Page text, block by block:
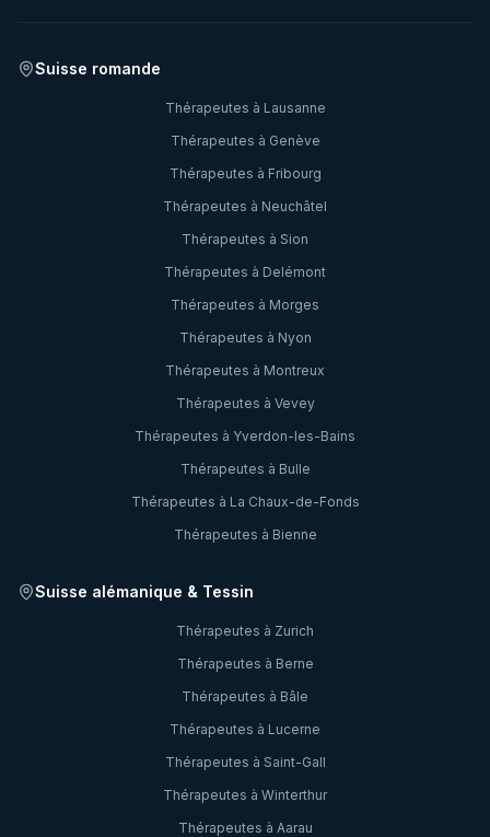
Suisse romande
Thérapeutes à Lausanne
Thérapeutes à Genève
Thérapeutes à Fribourg
Thérapeutes à Neuchâtel
Thérapeutes à Sion
Thérapeutes à Delémont
Thérapeutes à Morges
Thérapeutes à Nyon
Thérapeutes à Montreux
Thérapeutes à Vevey
Thérapeutes à Yverdon-les-Bains
Thérapeutes à Bulle
Thérapeutes à La Chaux-de-Fonds
Thérapeutes à Bienne
Suisse alémanique & Tessin
Thérapeutes à Zurich
Thérapeutes à Berne
Thérapeutes à Bâle
Thérapeutes à Lucerne
Thérapeutes à Saint-Gall
Thérapeutes à Winterthur
Thérapeutes à Aarau